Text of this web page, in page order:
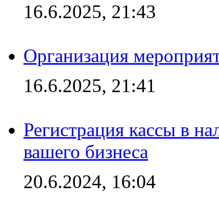
16.6.2025, 21:43
Организация
16.6.2025, 21:41
Регистрация кассы в
вашего бизнеса
20.6.2024, 16:04